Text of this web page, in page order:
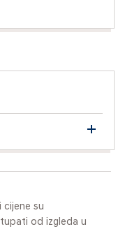
cijene su
od izgleda u